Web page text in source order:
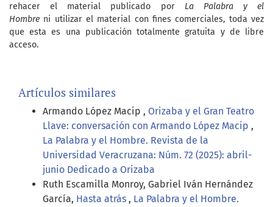
rehacer el material publicado por La Palabra y el
Hombre ni utilizar el material con fines comerciales, toda vez
que esta es una publicación totalmente gratuita y de libre
acceso.
Artículos similares
Armando López Macip , Orizaba y el Gran Teatro
Llave: conversación con Armando López Macip ,
La Palabra y el Hombre. Revista de la
Universidad Veracruzana: Núm. 72 (2025): abril-
junio Dedicado a Orizaba
Ruth Escamilla Monroy, Gabriel Iván Hernández
García, Hasta atrás , La Palabra y el Hombre.